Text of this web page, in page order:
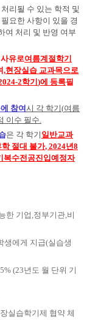
리될 수 있는 학적 및
요한 사항이 있을 경
여 처리 및 반영 여부
유로여름계절학기
,현장실습 교과목으로
2학기 )에 등록필
참여 시 각 학기(여름
이수 필수.
은 각 학기 일반교과
학 절대 불가, 2024년8
복수전공진입예정자
한 기업 ,정부기관,비
생에게 지급(실습생
(23년도 월 단위 기
실습학기제 협약 체